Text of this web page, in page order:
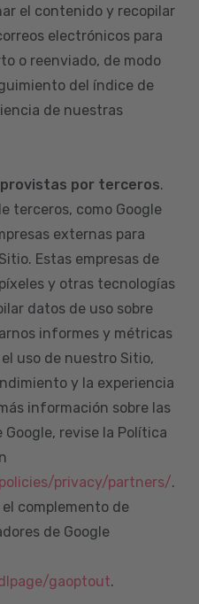
el contenido y recopilar
electrónicos para
o reenviado, de modo
del índice de
de nuestras
por terceros.
terceros, como Google
externas para
Estas empresas de
y otras tecnologías
datos de uso sobre
informes y métricas
uso de nuestro Sitio,
y la experiencia
información sobre las
revise la Política
privacy/partners/.
complemento de
de Google
gaoptout.